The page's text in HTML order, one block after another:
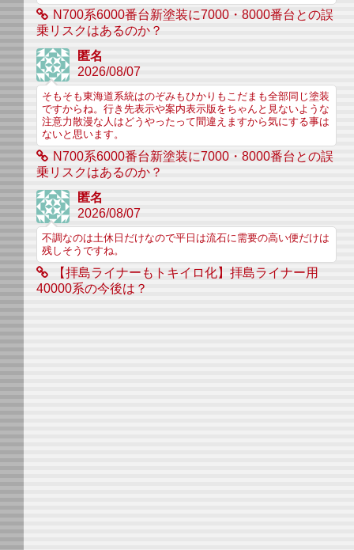
N700系6000番台新塗装に7000・8000番台との誤
乗リスクはあるのか？
匿名
2026/08/07
そもそも東海道系統はのぞみもひかりもこだまも全部同じ塗装
ですからね。行き先表示や案内表示版をちゃんと見ないような
注意力散漫な人はどうやったって間違えますから気にする事は
ないと思います。
N700系6000番台新塗装に7000・8000番台との誤
乗リスクはあるのか？
匿名
2026/08/07
不調なのは土休日だけなので平日は流石に需要の高い便だけは
残しそうですね。
【拝島ライナーもトキイロ化】拝島ライナー用
40000系の今後は？